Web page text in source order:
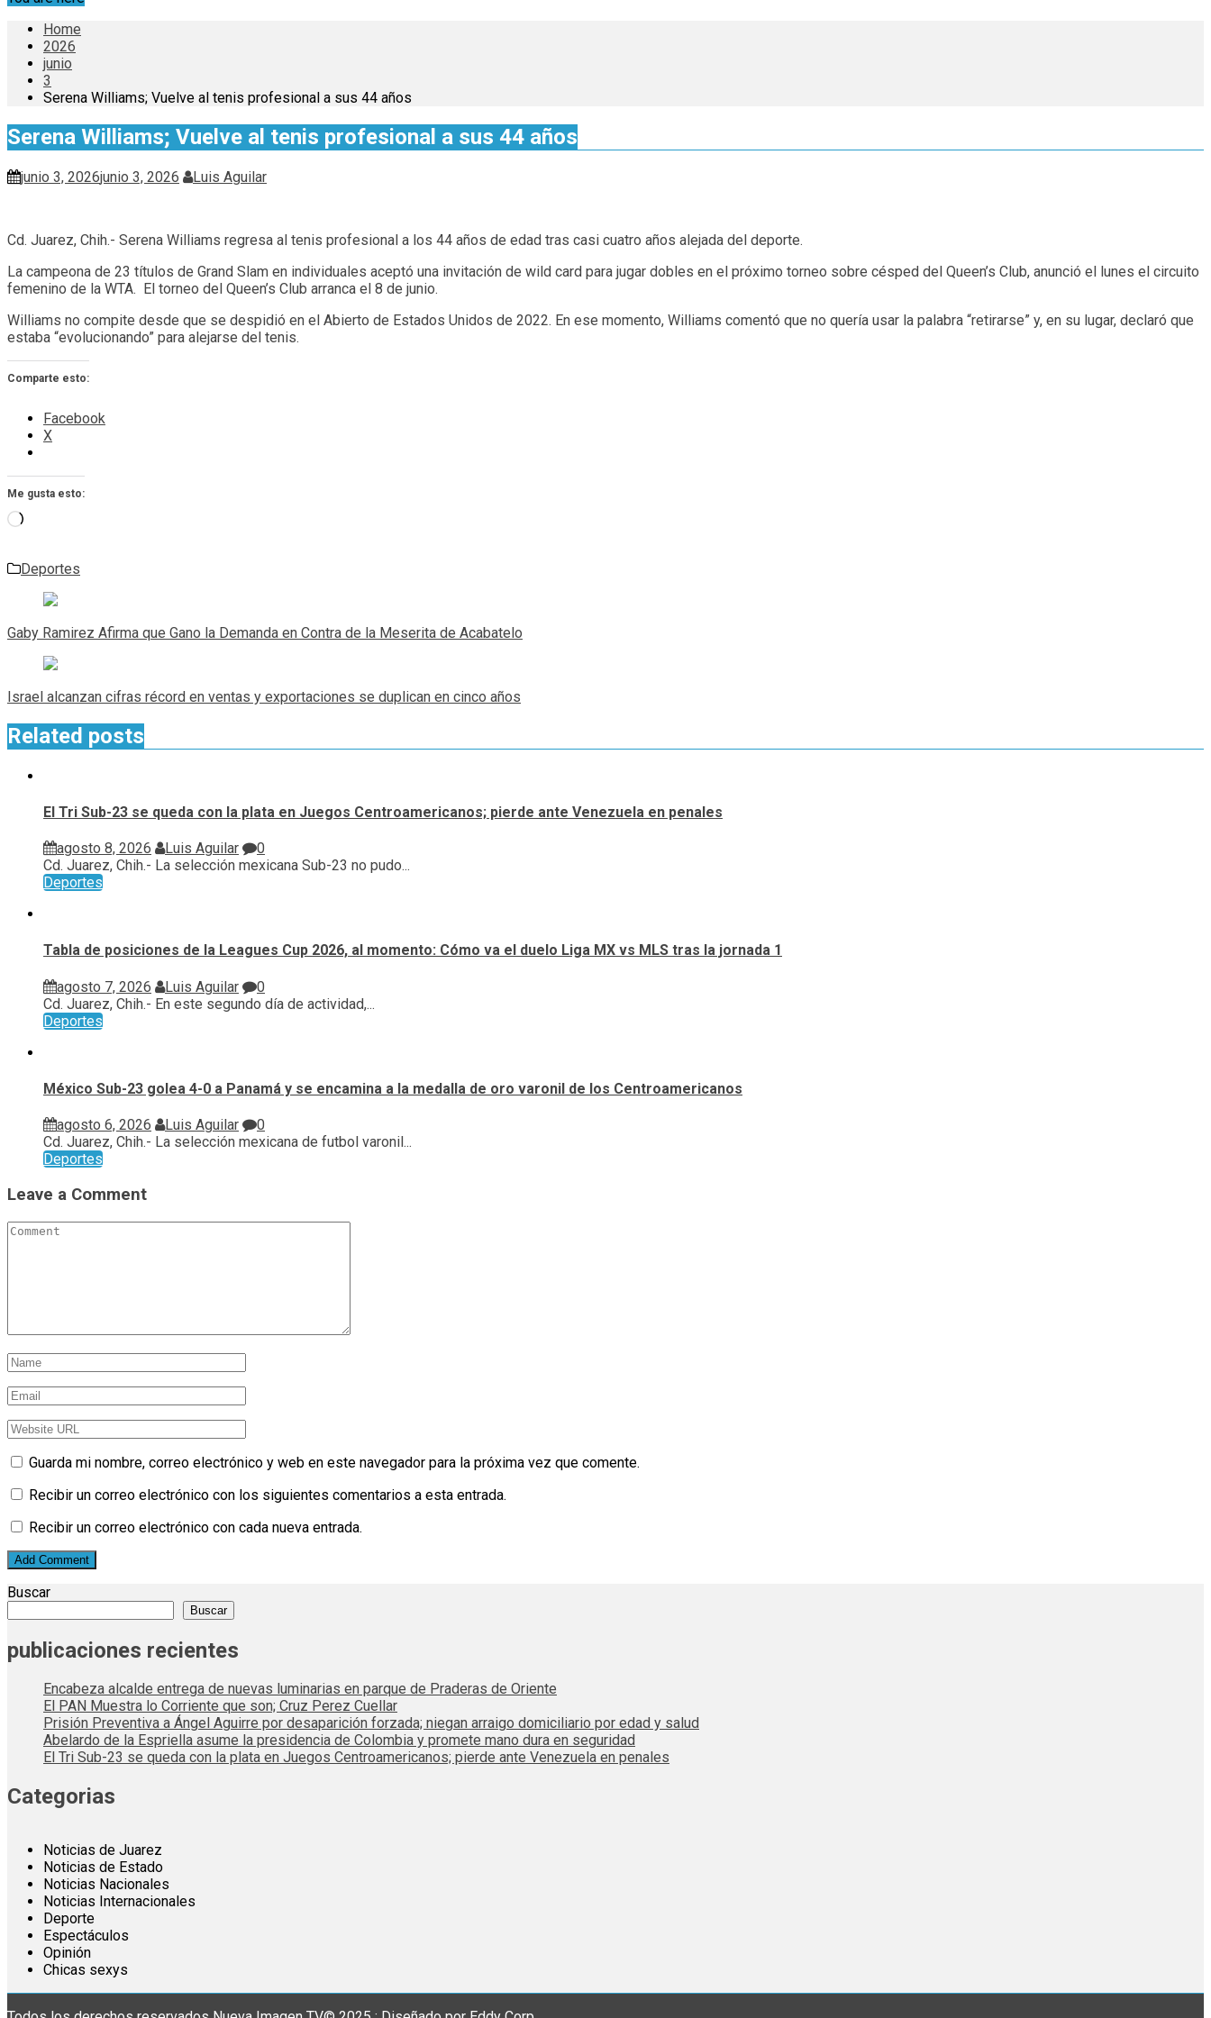
Home
2026
junio
3
Serena Williams; Vuelve al tenis profesional a sus 44 años
Serena Williams; Vuelve al tenis profesional a sus 44 años
junio 3, 2026junio 3, 2026 Luis Aguilar
Cd. Juarez, Chih.- Serena Williams regresa al tenis profesional a los 44 años de edad tras casi cuatro años alejada del deporte.
La campeona de 23 títulos de Grand Slam en individuales aceptó una invitación de wild card para jugar dobles en el próximo torneo sobre césped del Queen’s Club, anunció el lunes el circuito
femenino de la WTA. El torneo del Queen’s Club arranca el 8 de junio.
Williams no compite desde que se despidió en el Abierto de Estados Unidos de 2022. En ese momento, Williams comentó que no quería usar la palabra “retirarse” y, en su lugar, declaró que
estaba “evolucionando” para alejarse del tenis.
Comparte esto:
Facebook
X
Me gusta esto:
Cargando...
Deportes
Navegación
de
entradas
Gaby Ramirez Afirma que Gano la Demanda en Contra de la Meserita de Acabatelo
Israel alcanzan cifras récord en ventas y exportaciones se duplican en cinco años
Related posts
El Tri Sub-23 se queda con la plata en Juegos Centroamericanos; pierde ante Venezuela en penales
agosto 8, 2026 Luis Aguilar
0
Cd. Juarez, Chih.- La selección mexicana Sub-23 no pudo...
Deportes
Tabla de posiciones de la Leagues Cup 2026, al momento: Cómo va el duelo Liga MX vs MLS tras la jornada 1
agosto 7, 2026 Luis Aguilar
0
Cd. Juarez, Chih.- En este segundo día de actividad,...
Deportes
México Sub-23 golea 4-0 a Panamá y se encamina a la medalla de oro varonil de los Centroamericanos
agosto 6, 2026 Luis Aguilar
0
Cd. Juarez, Chih.- La selección mexicana de futbol varonil...
Deportes
Leave a Comment
Guarda mi nombre, correo electrónico y web en este navegador para la próxima vez que comente.
Recibir un correo electrónico con los siguientes comentarios a esta entrada.
Recibir un correo electrónico con cada nueva entrada.
Buscar
Buscar
publicaciones recientes
Encabeza alcalde entrega de nuevas luminarias en parque de Praderas de Oriente
El PAN Muestra lo Corriente que son; Cruz Perez Cuellar
Prisión Preventiva a Ángel Aguirre por desaparición forzada; niegan arraigo domiciliario por edad y salud
Abelardo de la Espriella asume la presidencia de Colombia y promete mano dura en seguridad
El Tri Sub-23 se queda con la plata en Juegos Centroamericanos; pierde ante Venezuela en penales
Categorias
Noticias de Juarez
Noticias de Estado
Noticias Nacionales
Noticias Internacionales
Deporte
Espectáculos
Opinión
Chicas sexys